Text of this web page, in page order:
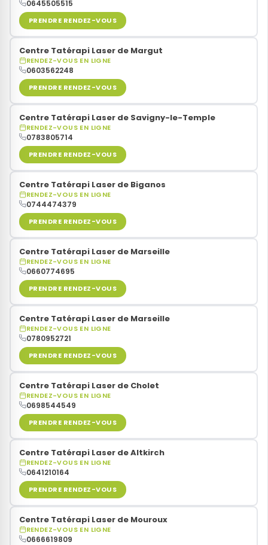
0645505515
PRENDRE RENDEZ-VOUS
Centre Tatérapi Laser de Margut
RENDEZ-VOUS EN LIGNE
0603562248
PRENDRE RENDEZ-VOUS
Centre Tatérapi Laser de Savigny-le-Temple
RENDEZ-VOUS EN LIGNE
0783805714
PRENDRE RENDEZ-VOUS
Centre Tatérapi Laser de Biganos
RENDEZ-VOUS EN LIGNE
0744474379
PRENDRE RENDEZ-VOUS
Centre Tatérapi Laser de Marseille
RENDEZ-VOUS EN LIGNE
0660774695
PRENDRE RENDEZ-VOUS
Centre Tatérapi Laser de Marseille
RENDEZ-VOUS EN LIGNE
0780952721
PRENDRE RENDEZ-VOUS
Centre Tatérapi Laser de Cholet
RENDEZ-VOUS EN LIGNE
0698544549
PRENDRE RENDEZ-VOUS
Centre Tatérapi Laser de Altkirch
RENDEZ-VOUS EN LIGNE
0641210164
PRENDRE RENDEZ-VOUS
Centre Tatérapi Laser de Mouroux
RENDEZ-VOUS EN LIGNE
0666619809